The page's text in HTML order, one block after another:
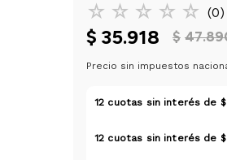
☆ ☆ ☆ ☆ ☆ (0)
$ 35.918 $ 47.
Precio sin impuestos
12 cuotas sin interés de
12 cuotas sin interés de